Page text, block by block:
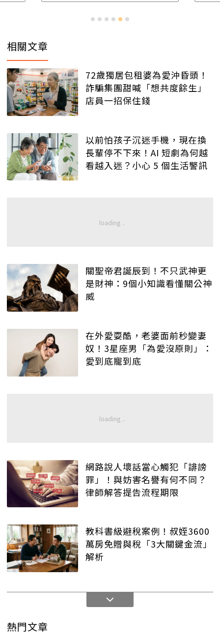
相關文章
72歲獨居包租婆為愛沖昏頭！
詐騙集團甜喊「想共度餘生」
店員一招保住錢
以前怕孩子沉迷手機，現在換
長輩停不下來！AI 短劇為何越
看越入迷？小心 5 個生活警訊
關聖帝君誕辰到！不只武神更
是財神：9個小知識看懂關公神
威
在外愛耍酷，老婆面前秒變妻
奴！3星座男「為愛沒原則」：
愛到底寵到底
網路說人壞話當心觸犯「誹謗
罪」！與妨害名譽有何不同？
律師解答提告流程期限
教科書級避稅案例！叔姪3600
萬房免贈與稅「3大關鍵金流」
解析
熱門文章